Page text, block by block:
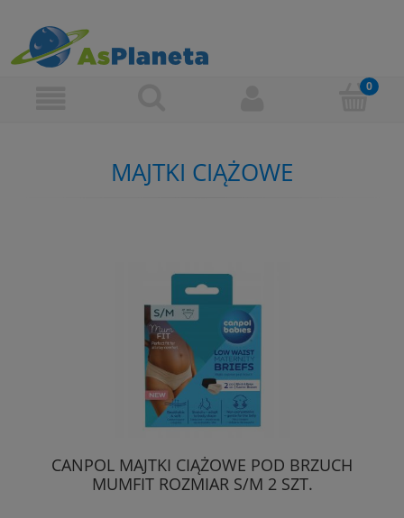
MAJTKI CIĄŻOWE
CANPOL MAJTKI CIĄŻOWE POD BRZUCH
MUMFIT ROZMIAR S/M 2 SZT.